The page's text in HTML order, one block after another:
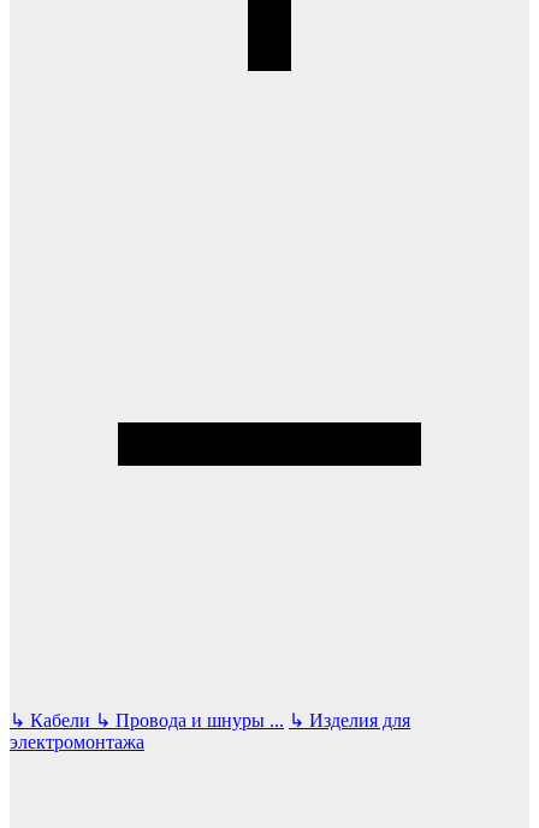
↳ Кабели ↳ Провода и шнуры ... ↳ Изделия для
электромонтажа